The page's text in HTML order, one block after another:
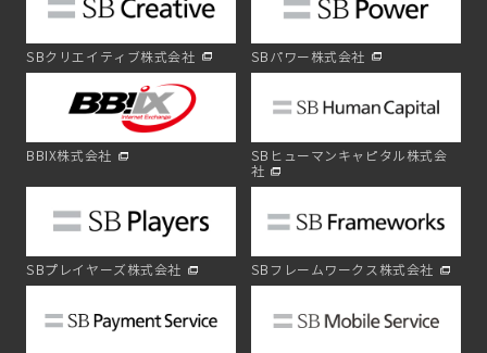
SBクリエイティブ株式会社 SBパワー株式会社
BBIX株式会社
SBヒューマンキャピタル株式会
社
SBプレイヤーズ株式会社 SBフレームワークス株式会社